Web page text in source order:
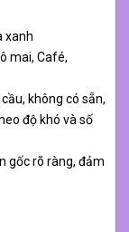
xanh
mai, Café,
không có sẵn,
độ khó và số
gốc rõ ràng, đảm